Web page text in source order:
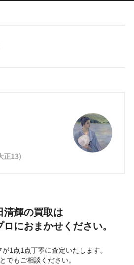
正13)
清輝の買取は
におまかせください。
1点1点丁寧に査定いたします。
でもご相談ください。